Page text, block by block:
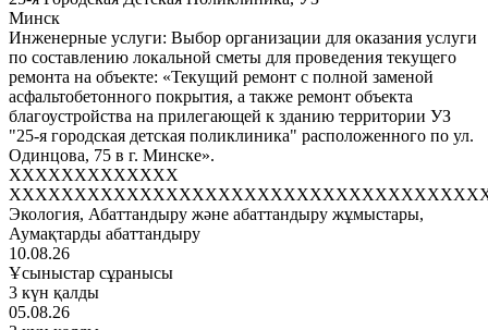
Минск
Инженерные услуги: Выбор организации для оказания услуги
по составлению локальной сметы для проведения текущего
ремонта на объекте: «Текущий ремонт с полной заменой
асфальтобетонного покрытия, а также ремонт объекта
благоустройства на прилегающей к зданию территории УЗ
"25-я городская детская поликлиника" расположенного по ул.
Одинцова, 75 в г. Минске».
XXXXXXXXXXXXX
Экология, Абаттандыру және абаттандыру жұмыстары,
Аумақтарды абаттандыру
10.08.26
Ұсыныстар сұранысы
3 күн қалды
05.08.26